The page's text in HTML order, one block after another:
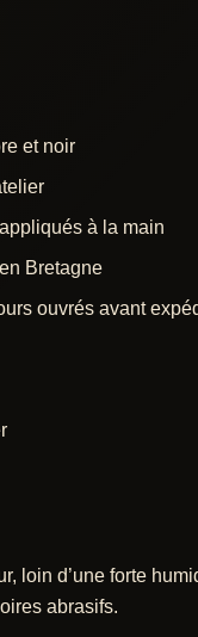
et noir
à la main
Bretagne
ouvrés avant
loin d’une forte
abrasifs.